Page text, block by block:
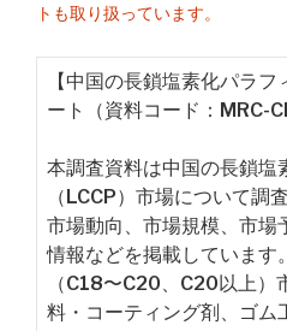
トも取り扱っています。
【中国の長鎖塩素化パラ
ート（資料コード：MRC-
本調査資料は中国の長鎖塩
（LCCP）市場について調
市場動向、市場規模、市場
情報などを掲載しています
（C18〜C20、C20以上）
料・コーティング剤、ゴム